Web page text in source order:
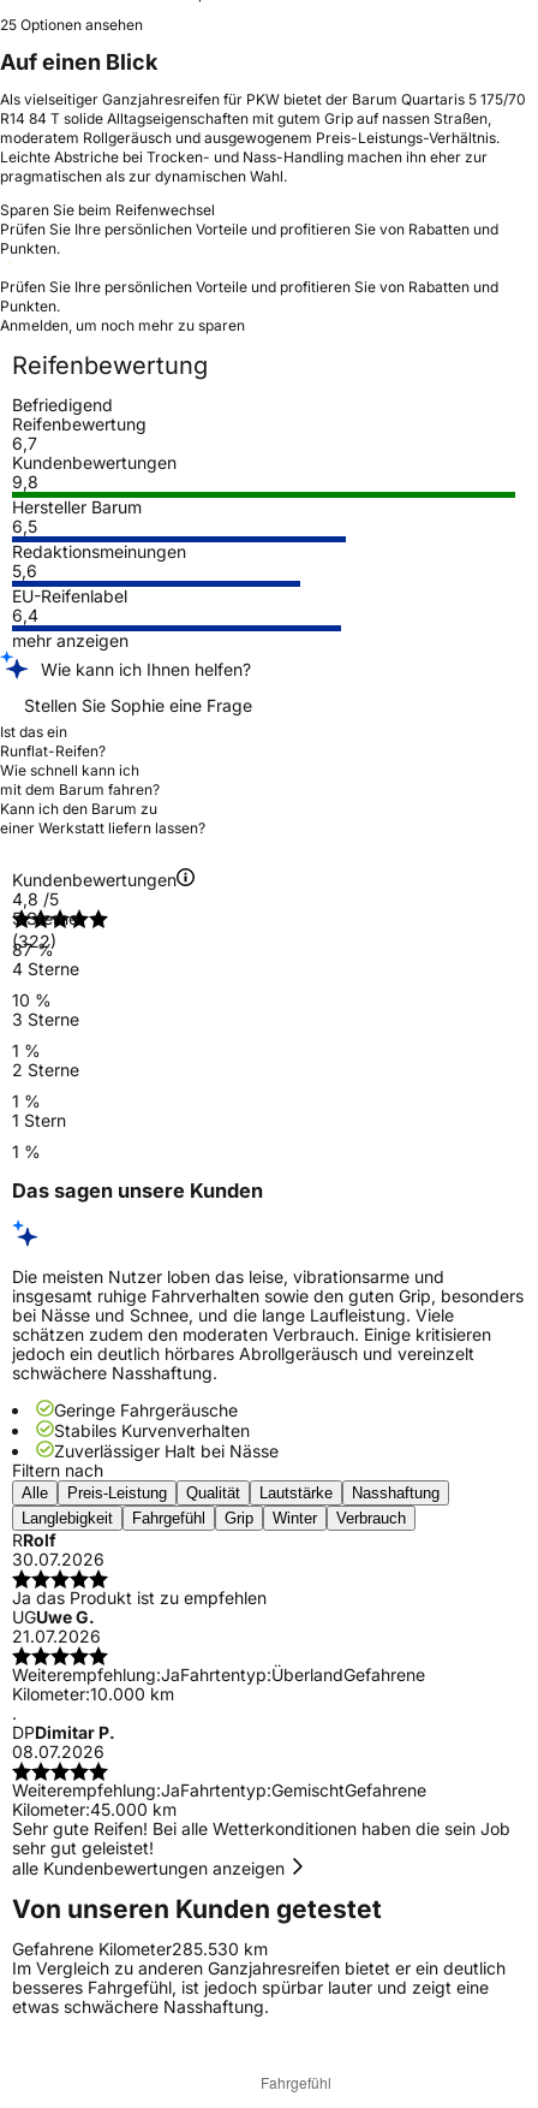
25 Optionen ansehen
Auf einen Blick
Als vielseitiger Ganzjahresreifen für PKW bietet der Barum Quartaris 5 175/70
R14 84 T solide Alltagseigenschaften mit gutem Grip auf nassen Straßen,
moderatem Rollgeräusch und ausgewogenem Preis-Leistungs-Verhältnis.
Leichte Abstriche bei Trocken- und Nass-Handling machen ihn eher zur
pragmatischen als zur dynamischen Wahl.
Sparen Sie beim Reifenwechsel
Prüfen Sie Ihre persönlichen Vorteile und profitieren Sie von Rabatten und
Punkten.
Prüfen Sie Ihre persönlichen Vorteile und profitieren Sie von Rabatten und
Punkten.
Anmelden, um noch mehr zu sparen
Reifenbewertung
Befriedigend
Reifenbewertung
6,7
Kundenbewertungen
9,8
Hersteller Barum
6,5
Redaktionsmeinungen
5,6
EU-Reifenlabel
6,4
mehr anzeigen
Wie kann ich Ihnen helfen?
Stellen Sie Sophie eine Frage
Ist das ein
Runflat-Reifen?
Wie schnell kann ich
mit dem Barum fahren?
Kann ich den Barum zu
einer Werkstatt liefern lassen?
Kundenbewertungen
4,8 /5
(322)
5 Sterne
87 %
4 Sterne
10 %
3 Sterne
1 %
2 Sterne
1 %
1 Stern
1 %
Das sagen unsere Kunden
Die meisten Nutzer loben das leise, vibrationsarme und
insgesamt ruhige Fahrverhalten sowie den guten Grip, besonders
bei Nässe und Schnee, und die lange Laufleistung. Viele
schätzen zudem den moderaten Verbrauch. Einige kritisieren
jedoch ein deutlich hörbares Abrollgeräusch und vereinzelt
schwächere Nasshaftung.
Geringe Fahrgeräusche
Stabiles Kurvenverhalten
Zuverlässiger Halt bei Nässe
Filtern nach
Alle Preis-Leistung Qualität Lautstärke
Nasshaftung
Langlebigkeit
Fahrgefühl Grip Winter Verbrauch
RRolf
30.07.2026
Ja das Produkt ist zu empfehlen
UGUwe G.
21.07.2026
Weiterempfehlung:JaFahrtentyp:ÜberlandGefahrene
Kilometer:10.000 km
.
DPDimitar P.
08.07.2026
Weiterempfehlung:JaFahrtentyp:GemischtGefahrene
Kilometer:45.000 km
Sehr gute Reifen! Bei alle Wetterkonditionen haben die sein Job
sehr gut geleistet!
alle Kundenbewertungen anzeigen
Von unseren Kunden getestet
Gefahrene Kilometer285.530 km
Im Vergleich zu anderen Ganzjahresreifen bietet er ein deutlich
besseres Fahrgefühl, ist jedoch spürbar lauter und zeigt eine
etwas schwächere Nasshaftung.